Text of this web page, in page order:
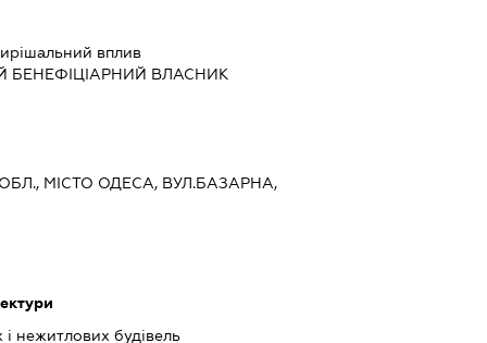
вплив
БЕНЕФІЦІАРНИЙ ВЛАСНИК
МІСТО ОДЕСА, ВУЛ.БАЗАРНА,
нежитлових будівель